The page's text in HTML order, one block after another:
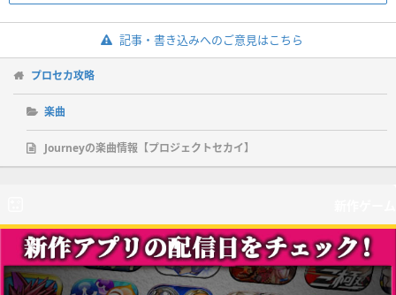
記事・書き込みへのご意見はこちら
プロセカ攻略
楽曲
Journeyの楽曲情報【プロジェクトセカイ】